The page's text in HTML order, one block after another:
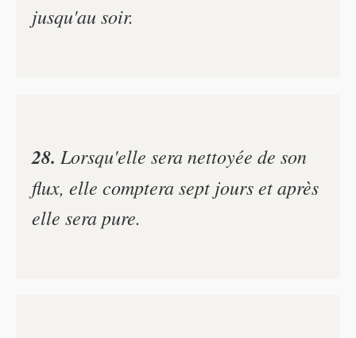
jusqu'au soir.
28. Lorsqu'elle sera nettoyée de son
flux, elle comptera sept jours et après
elle sera pure.